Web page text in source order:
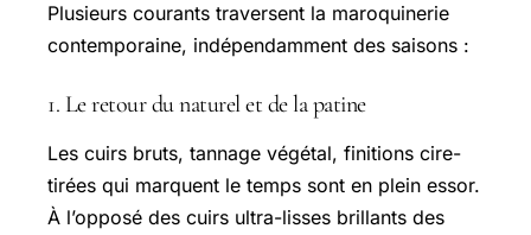
Plusieurs courants traversent la maroquinerie
contemporaine, indépendamment des saisons :
1. Le retour du naturel et de la patine
Les cuirs bruts, tannage végétal, finitions cire-
tirées qui marquent le temps sont en plein essor.
À l’opposé des cuirs ultra-lisses brillants des